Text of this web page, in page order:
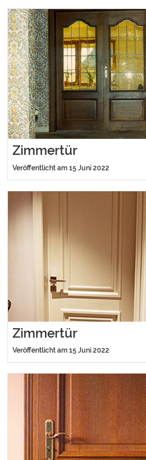
Zimmertür
Veröffentlicht am 15 Juni 2022
Zimmertür
Veröffentlicht am 15 Juni 2022